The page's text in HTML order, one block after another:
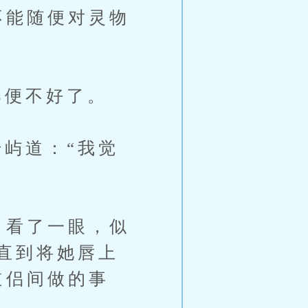
随便对灵物
不好了。
道：“我觉
了一眼，似
到将她唇上
间做的事